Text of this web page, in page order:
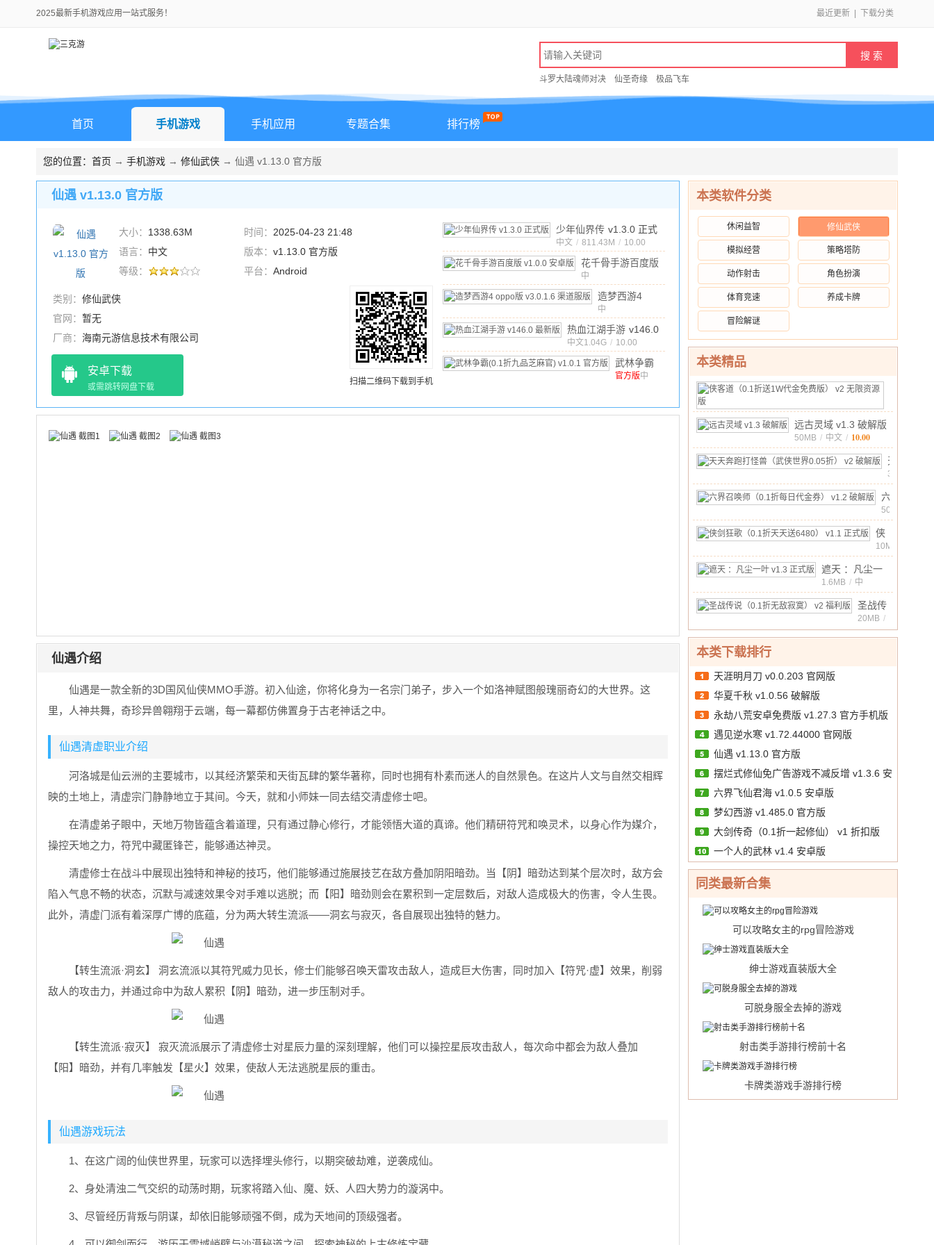
2025最新手机游戏应用一站式服务！ 最近更新 下载分类
斗罗大陆魂师对决 仙圣奇缘 极品飞车
首页 手机游戏 手机应用 专题合集 排行榜
您的位置： 首页 → 手机游戏 → 修仙武侠 → 仙遇 v1.13.0 官方版
仙遇 v1.13.0 官方版
大小： 1338.63M 时间： 2025-04-23 21:48
语言： 中文 版本： v1.13.0 官方版
等级：
平台： Android
类别： 修仙武侠
官网： 暂无
厂商： 海南元游信息技术有限公司
安卓下载
或需跳转网盘下载
少年仙界传 v1.3.0 正式
版
中文 / 811.43M / 10.00
花千骨手游百度版
v1.0.0 安卓版
中
文 / 850.33M / 10.00
造梦西游4
oppo版
v3.0.1.6 渠道
服版
中
文 / 771.15M / 10.00
热血江湖手游 v146.0
最新版
中文1.04G / 10.00
武林争霸
(0.1折九品
官方版
官方版中
扫描二维码下载到手机
仙遇介绍
仙遇是一款全新的3D国风仙侠MMO手游。初入仙途，你将化身为一名宗门弟子，步入一个如洛神赋图般瑰丽奇幻的大世界。这
里，人神共舞，奇珍异兽翱翔于云端，每一幕都仿佛置身于古老神话之中。
仙遇清虚职业介绍
河洛城是仙云洲的主要城市，以其经济繁荣和天街瓦肆的繁华著称，同时也拥有朴素而迷人的自然景色。在这片人文与自然交相辉
映的土地上，清虚宗门静静地立于其间。今天，就和小师妹一同去结交清虚修士吧。
在清虚弟子眼中，天地万物皆蕴含着道理，只有通过静心修行，才能领悟大道的真谛。他们精研符咒和唤灵术，以身心作为媒介，
操控天地之力，符咒中藏匿锋芒，能够通达神灵。
清虚修士在战斗中展现出独特和神秘的技巧，他们能够通过施展技艺在敌方叠加阴阳暗劲。当【阴】暗劲达到某个层次时，敌方会
陷入气息不畅的状态，沉默与减速效果令对手难以逃脱；而【阳】暗劲则会在累积到一定层数后，对敌人造成极大的伤害，令人生畏。
此外，清虚门派有着深厚广博的底蕴，分为两大转生流派——洞玄与寂灭，各自展现出独特的魅力。
【转生流派·洞玄】 洞玄流派以其符咒威力见长，修士们能够召唤天雷攻击敌人，造成巨大伤害，同时加入【符咒·虚】效果，削弱
敌人的攻击力，并通过命中为敌人累积【阴】暗劲，进一步压制对手。
【转生流派·寂灭】 寂灭流派展示了清虚修士对星辰力量的深刻理解，他们可以操控星辰攻击敌人，每次命中都会为敌人叠加
【阳】暗劲，并有几率触发【星火】效果，使敌人无法逃脱星辰的重击。
仙遇游戏玩法
1、在这广阔的仙侠世界里，玩家可以选择埋头修行，以期突破劫难，逆袭成仙。
2、身处清浊二气交织的动荡时期，玩家将踏入仙、魔、妖、人四大势力的漩涡中。
3、尽管经历背叛与阴谋，却依旧能够顽强不倒，成为天地间的顶级强者。
本类软件分类
休闲益智 修仙武侠
模拟经营 策略塔防
动作射击 角色扮演
体育竞速 养成卡牌
冒险解谜
本类精品
代
v2
中
远古灵域 v1.3 破解版
50MB / 中文 / 10.00
天
天
跑
打
兽
（武
折）
v2
300MB
中
文
六
界
唤
师
（0.1
每
日
代
金
500MB
中
文
侠
剑
折
天
天
版
10MB
中
文
遮天 ：凡尘一
叶 v1.3 正式版
1.6MB / 中
文 / 10.00
圣战传
说
（0.1
20MB /
中
文 / 10.00
本类下载排行
天涯明月刀 v0.0.203 官网版
华夏千秋 v1.0.56 破解版
永劫八荒安卓免费版 v1.27.3 官方手机版
遇见逆水寒 v1.72.44000 官网版
仙遇 v1.13.0 官方版
摆烂式修仙免广告游戏不减反增 v1.3.6 安
卓版
六界飞仙君海 v1.0.5 安卓版
梦幻西游 v1.485.0 官方版
大剑传奇（0.1折一起修仙） v1 折扣版
一个人的武林 v1.4 安卓版
同类最新合集
可以攻略女主的rpg冒险游戏
绅士游戏直装版大全
可脱身服全去掉的游戏
射击类手游排行榜前十名
卡牌类游戏手游排行榜